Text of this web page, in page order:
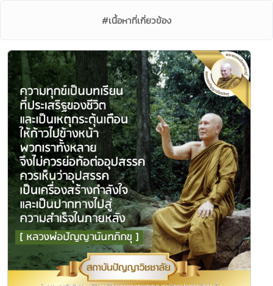
#เนื้อหาที่เกี่ยวข้อง